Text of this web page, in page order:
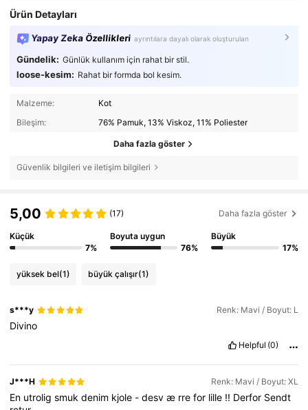
Ürün Detayları
Yapay Zeka Özellikleri ayrıntılara dayalı olarak oluşturulan
Gündelik: Günlük kullanım için rahat bir stil.
loose-kesim: Rahat bir formda bol kesim.
Malzeme:
Kot
Bileşim:
76% Pamuk, 13% Viskoz, 11% Poliester
Daha fazla göster
Güvenlik bilgileri ve iletişim bilgileri
5,00 (17) Daha fazla göster
Küçük
7%
Boyuta uygun
76%
Büyük
17%
yüksek bel(1) büyük çalışır(1)
s***y Renk: Mavi / Boyut: L
Divino
Helpful (0)
J***H Renk: Mavi / Boyut: XL
En utroligsmukdenim kjole -desvæ rrefor lille !! Derfor Sendt